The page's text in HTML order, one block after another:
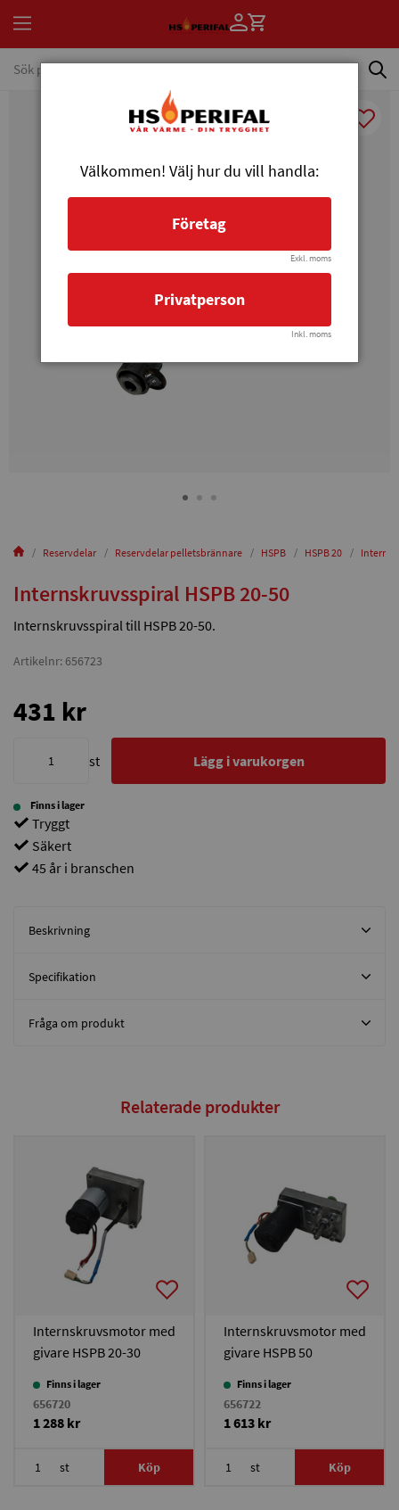
Reservdelar Reservdelar pelletsbrännare HSPB HSPB 20
Internskruvsspiral HSPB 20-50
Internskruvsspiral till HSPB 20-50.
Artikelnr: 656723
431 kr
st Lägg i varukorgen
Finns i lager
Tryggt
Säkert
45 år i branschen
Beskrivning
Specifikation
Fråga om produkt
Relaterade produkter
Internskruvsmotor med
givare HSPB 20-30
Finns i lager
656720
1 288 kr
st Köp
Internskruvsmotor med
givare HSPB 50
Finns i lager
656722
1 613 kr
st Köp
Välkommen! Välj hur du vill handla:
Företag
Exkl. moms
Privatperson
Inkl. moms